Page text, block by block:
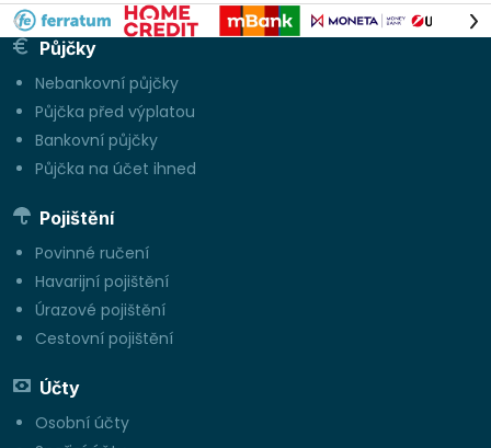
Půjčky
Nebankovní půjčky
Půjčka před výplatou
Bankovní půjčky
Půjčka na účet ihned
Pojištění
Povinné ručení
Havarijní pojištění
Úrazové pojištění
Cestovní pojištění
Účty
Osobní účty